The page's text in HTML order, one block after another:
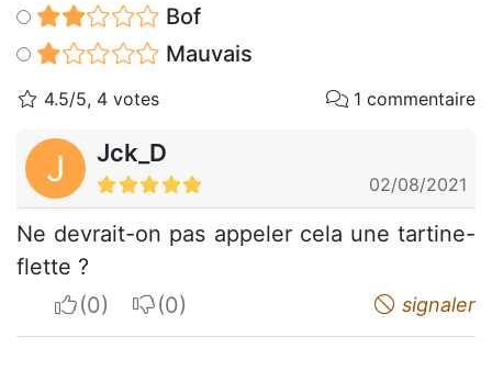
Bof
Mauvais
4.5/5, 4 votes 1 commentaire
J Jck_D
02/08/2021
Ne devrait-on pas appeler cela une tartine-
flette ?
I apreciateI do not appreciate signaler